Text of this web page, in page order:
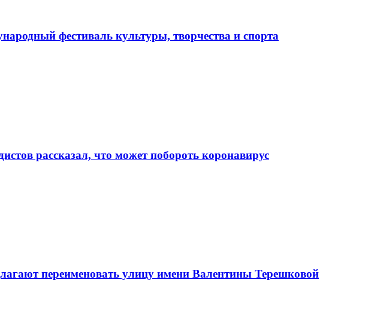
фестиваль культуры, творчества и спорта
рассказал, что может побороть коронавирус
переименовать улицу имени Валентины Терешковой